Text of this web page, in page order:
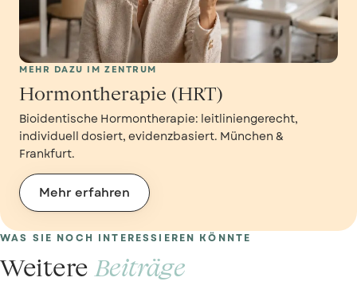
MEHR DAZU IM ZENTRUM
Hormontherapie (HRT)
Bioidentische Hormontherapie: leitliniengerecht,
individuell dosiert, evidenzbasiert. München &
Frankfurt.
Mehr erfahren
WAS SIE NOCH INTERESSIEREN KÖNNTE
Weitere Beiträge